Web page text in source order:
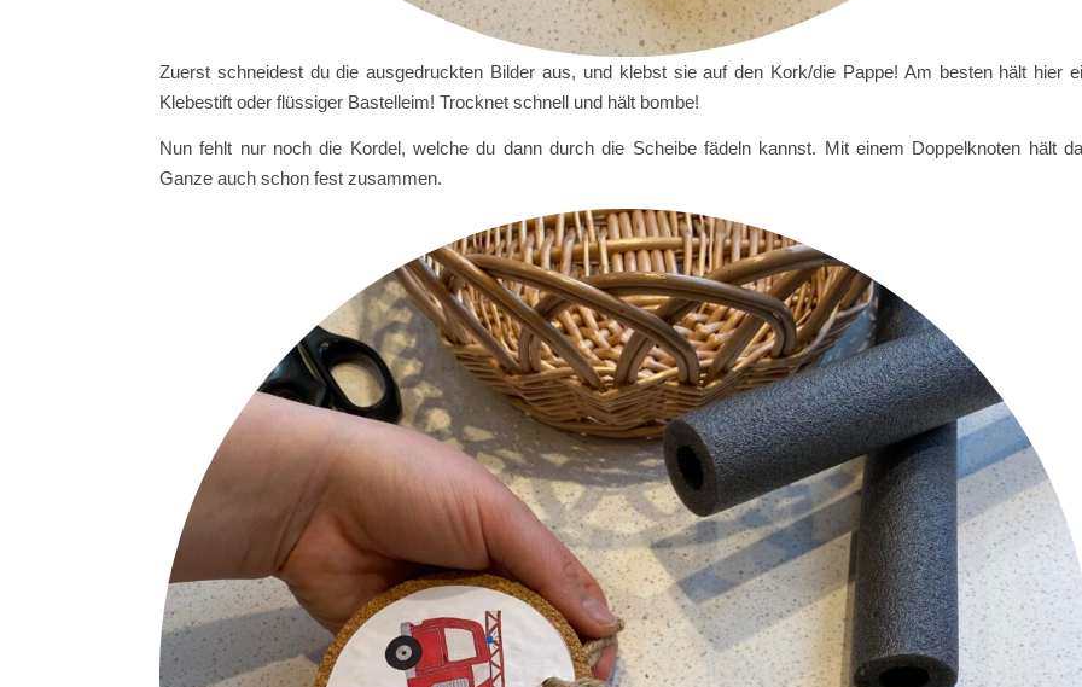
Zuerst schneidest du die ausgedruckten Bilder aus, und klebst sie auf den Kork/die Pappe! Am besten hält hier
Klebestift oder flüssiger Bastelleim! Trocknet schnell und hält bombe!
Nun fehlt nur noch die Kordel, welche du dann durch die Scheibe fädeln kannst. Mit einem Doppelknoten hält
Ganze auch schon fest zusammen.